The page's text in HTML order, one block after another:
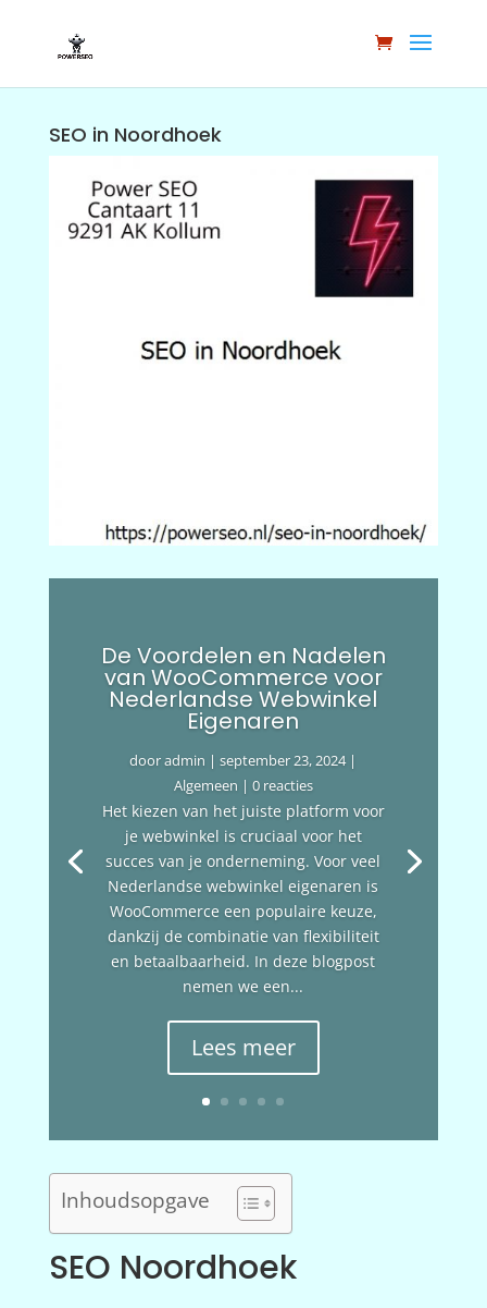
SEO in Noordhoek
De Voordelen en Nadelen
van WooCommerce voor
Nederlandse Webwinkel
Eigenaren
dooradmin |september 23, 2024|
Algemeen | 0 reacties
Het kiezen van het juiste platform voor
je webwinkel is cruciaal voor het
succes van je onderneming. Voor veel
Nederlandse webwinkel eigenaren is
WooCommerce een populaire keuze,
dankzij de combinatie van flexibiliteit
en betaalbaarheid. In deze blogpost
nemen we een...
Lees meer
Inhoudsopgave
SEO Noordhoek